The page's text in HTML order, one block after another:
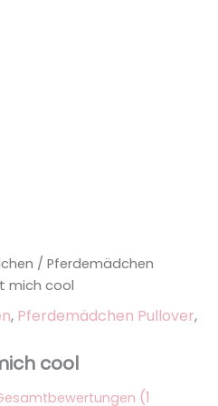
/ Pferdemädchen
mich cool
, Pferdemädchen Pullover,
cool
(1